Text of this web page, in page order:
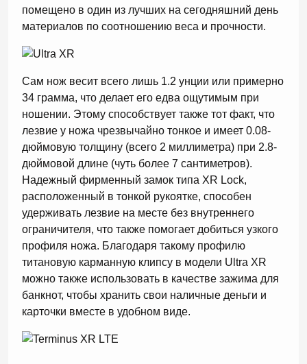
помещено в один из лучших на сегодняшний день
материалов по соотношению веса и прочности.
Сам нож весит всего лишь 1.2 унции или примерно
34 грамма, что делает его едва ощутимым при
ношении. Этому способствует также тот факт, что
лезвие у ножа чрезвычайно тонкое и имеет 0.08-
дюймовую толщину (всего 2 миллиметра) при 2.8-
дюймовой длине (чуть более 7 сантиметров).
Надежный фирменный замок типа XR Lock,
расположенный в тонкой рукоятке, способен
удерживать лезвие на месте без внутреннего
ограничителя, что также помогает добиться узкого
профиля ножа. Благодаря такому профилю
титановую карманную клипсу в модели Ultra XR
можно также использовать в качестве зажима для
банкнот, чтобы хранить свои наличные деньги и
карточки вместе в удобном виде.